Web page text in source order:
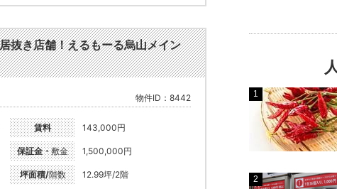
抜き店舗！えるもーる烏山メイン
物件ID：8442
賃料 143,000円
保証金・敷金 1,500,000円
坪面積/階数 12.99坪/2階